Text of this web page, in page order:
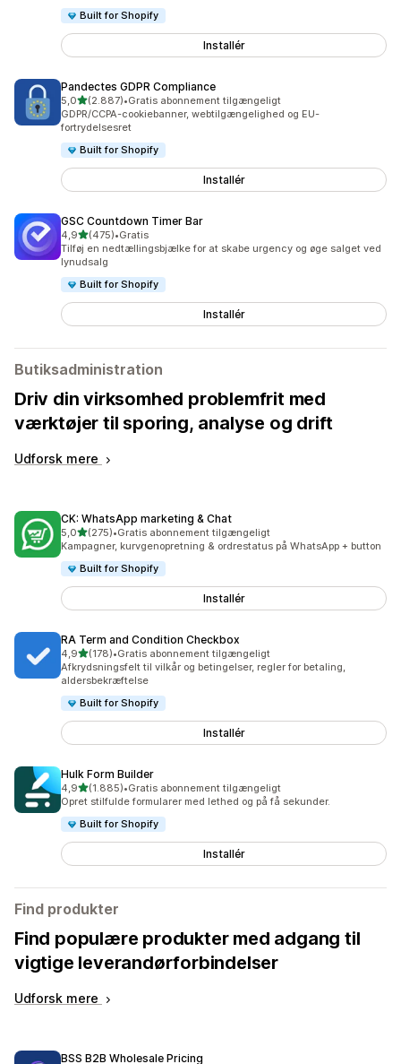
Built for Shopify
Installér
Pandectes GDPR Compliance
5,0ud af 5 stjerner
(2.887)
2887 anmeldelser i alt
•Gratis abonnement tilgængeligt
GDPR/CCPA-cookiebanner, webtilgængelighed og EU-
fortrydelsesret
Built for Shopify
Installér
GSC Countdown Timer Bar
4,9ud af 5 stjerner
(475)
475 anmeldelser i alt
•Gratis
Tilføj en nedtællingsbjælke for at skabe urgency og øge salget ved
lynudsalg
Built for Shopify
Installér
Butiksadministration
Driv din virksomhed problemfrit med
værktøjer til sporing, analyse og drift
Udforsk mere
CK: WhatsApp marketing & Chat
5,0ud af 5 stjerner
(275)
275 anmeldelser i alt
•Gratis abonnement tilgængeligt
Kampagner, kurvgenopretning & ordrestatus på WhatsApp + button
Built for Shopify
Installér
RA Term and Condition Checkbox
4,9ud af 5 stjerner
(178)
178 anmeldelser i alt
•Gratis abonnement tilgængeligt
Afkrydsningsfelt til vilkår og betingelser, regler for betaling,
aldersbekræftelse
Built for Shopify
Installér
Hulk Form Builder
4,9ud af 5 stjerner
(1.885)
1885 anmeldelser i alt
•Gratis abonnement tilgængeligt
Opret stilfulde formularer med lethed og på få sekunder.
Built for Shopify
Installér
Find produkter
Find populære produkter med adgang til
vigtige leverandørforbindelser
Udforsk mere
BSS B2B Wholesale Pricing